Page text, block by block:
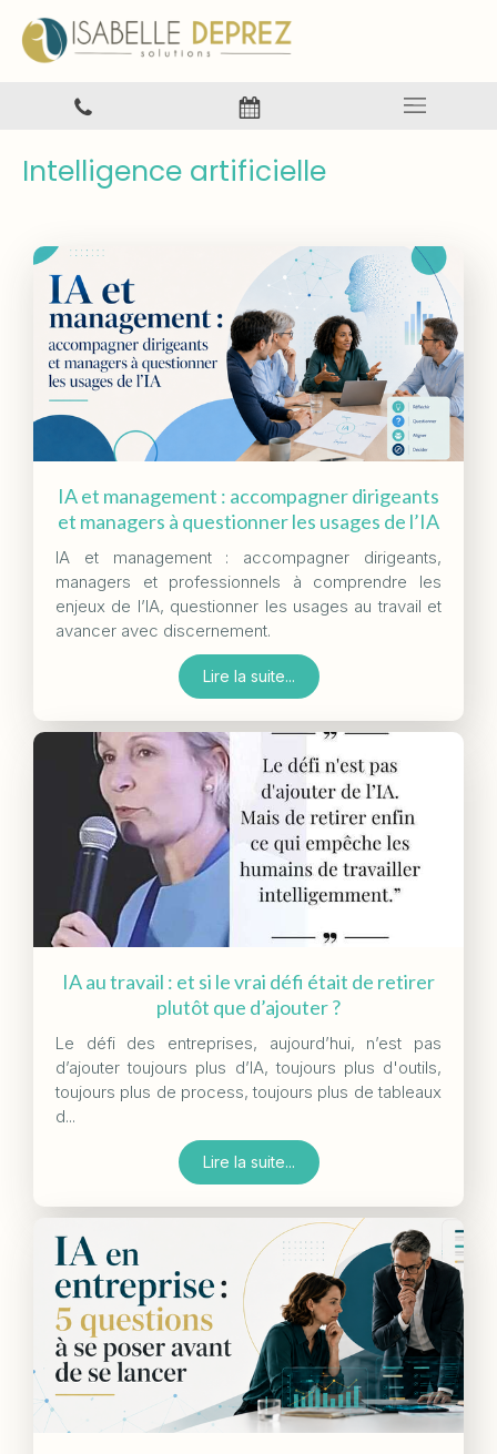
Intelligence artificielle
IA et management : accompagner dirigeants
et managers à questionner les usages de l’IA
IA et management : accompagner dirigeants,
managers et professionnels à comprendre les
enjeux de l’IA, questionner les usages au travail et
avancer avec discernement.
Lire la suite...
IA au travail : et si le vrai défi était de retirer
plutôt que d’ajouter ?
Le défi des entreprises, aujourd’hui, n’est pas
d’ajouter toujours plus d’IA, toujours plus d'outils,
toujours plus de process, toujours plus de tableaux
d...
Lire la suite...